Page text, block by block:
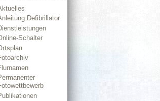
Defibrillator
Schalter